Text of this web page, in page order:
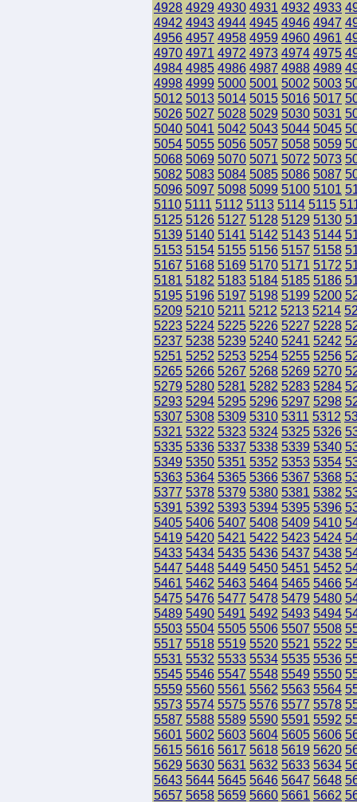
4928 4929 4930 4931 4932 4933
4942 4943 4944 4945 4946 4947
4956 4957 4958 4959 4960 4961
4970 4971 4972 4973 4974 4975
4984 4985 4986 4987 4988 4989
4998 4999 5000 5001 5002 5003
5012 5013 5014 5015 5016 5017
5026 5027 5028 5029 5030 5031
5040 5041 5042 5043 5044 5045
5054 5055 5056 5057 5058 5059
5068 5069 5070 5071 5072 5073
5082 5083 5084 5085 5086 5087
5096 5097 5098 5099 5100 5101
5110 5111 5112 5113 5114 5115
5125 5126 5127 5128 5129 5130
5139 5140 5141 5142 5143 5144
5153 5154 5155 5156 5157 5158
5167 5168 5169 5170 5171 5172
5181 5182 5183 5184 5185 5186
5195 5196 5197 5198 5199 5200
5209 5210 5211 5212 5213 5214
5223 5224 5225 5226 5227 5228
5237 5238 5239 5240 5241 5242
5251 5252 5253 5254 5255 5256
5265 5266 5267 5268 5269 5270
5279 5280 5281 5282 5283 5284
5293 5294 5295 5296 5297 5298
5307 5308 5309 5310 5311 5312
5321 5322 5323 5324 5325 5326
5335 5336 5337 5338 5339 5340
5349 5350 5351 5352 5353 5354
5363 5364 5365 5366 5367 5368
5377 5378 5379 5380 5381 5382
5391 5392 5393 5394 5395 5396
5405 5406 5407 5408 5409 5410
5419 5420 5421 5422 5423 5424
5433 5434 5435 5436 5437 5438
5447 5448 5449 5450 5451 5452
5461 5462 5463 5464 5465 5466
5475 5476 5477 5478 5479 5480
5489 5490 5491 5492 5493 5494
5503 5504 5505 5506 5507 5508
5517 5518 5519 5520 5521 5522
5531 5532 5533 5534 5535 5536
5545 5546 5547 5548 5549 5550
5559 5560 5561 5562 5563 5564
5573 5574 5575 5576 5577 5578
5587 5588 5589 5590 5591 5592
5601 5602 5603 5604 5605 5606
5615 5616 5617 5618 5619 5620
5629 5630 5631 5632 5633 5634
5643 5644 5645 5646 5647 5648
5657 5658 5659 5660 5661 5662